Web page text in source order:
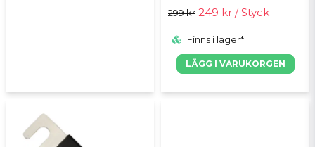
299 kr 249 kr / Styck
Finns i lager*
LÄGG I VARUKORGEN